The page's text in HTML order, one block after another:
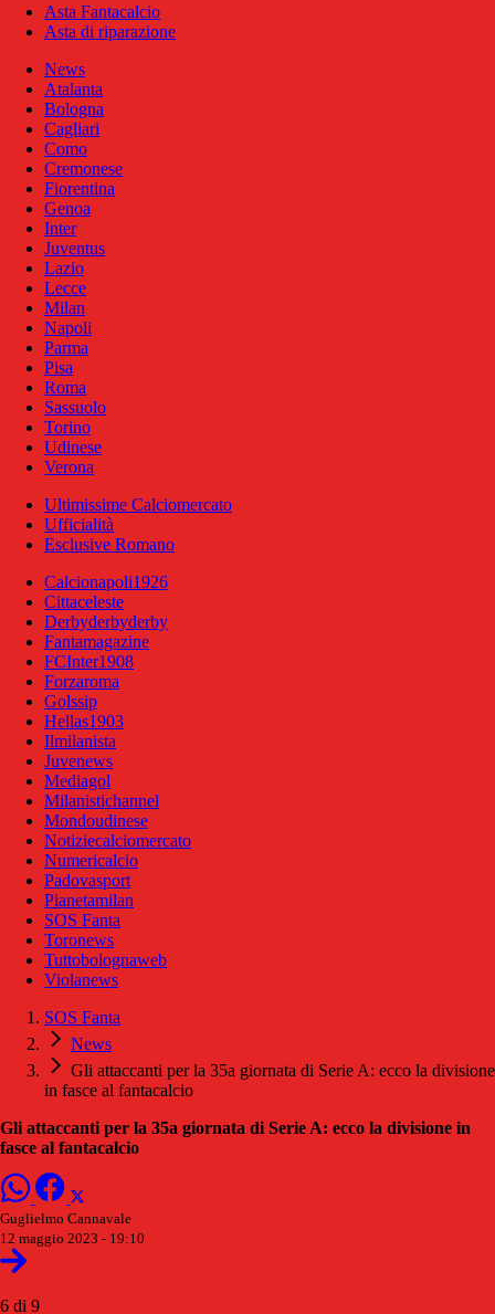
Asta Fantacalcio
Asta di riparazione
News
Atalanta
Bologna
Cagliari
Como
Cremonese
Fiorentina
Genoa
Inter
Juventus
Lazio
Lecce
Milan
Napoli
Parma
Pisa
Roma
Sassuolo
Torino
Udinese
Verona
Ultimissime Calciomercato
Ufficialità
Esclusive Romano
Calcionapoli1926
Cittaceleste
Derbyderbyderby
Fantamagazine
FCInter1908
Forzaroma
Golssip
Hellas1903
Ilmilanista
Juvenews
Mediagol
Milanistichannel
Mondoudinese
Notiziecalciomercato
Numericalcio
Padovasport
Pianetamilan
SOS Fanta
Toronews
Tuttobolognaweb
Violanews
SOS Fanta
News
Gli attaccanti per la 35a giornata di Serie A: ecco la divisione
in fasce al fantacalcio
Gli attaccanti per la 35a giornata di Serie A: ecco la divisione in
fasce al fantacalcio
Guglielmo Cannavale
12 maggio 2023 - 19:10
6 di 9